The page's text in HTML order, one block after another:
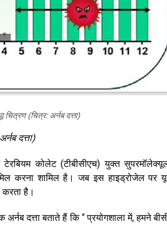
चित्रण (चित्र: अर्नब दत्ता)
दत्ता)
कोलेट (टीबीसीएच) युक्त
करना शामिल है। जब इस हाइड्रोजेल पर
करता है।
दत्ता बताते हैं कि “ प्रयोगशाला में, हमने